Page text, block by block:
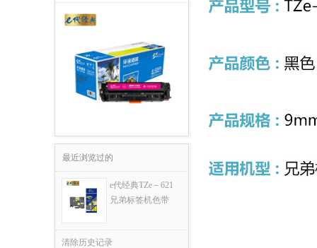
最近浏览过的
e代经典TZe－621
兄弟标签机色带
清除历史记录